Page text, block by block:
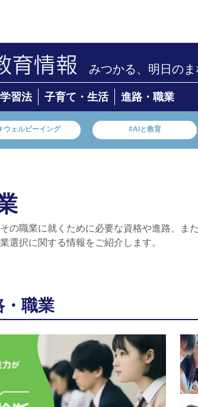
みつかる、明日のま
学習法 子育て・生活 進路・職業
ウェルビーイング #AIと教育
の職業に就くために必要な資格や進路、ま
選択に関する情報をご紹介します。
・職業